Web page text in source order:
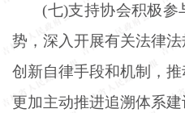
(七)支持协会积极参
势，深入开展有关法律
创新自律手段和机制，
更加主动推进追溯体系